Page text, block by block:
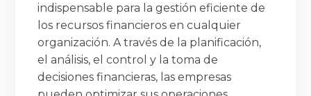
indispensable para la gestión eficiente de
los recursos financieros en cualquier
organización. A través de la planificación,
el análisis, el control y la toma de
decisiones financieras, las empresas